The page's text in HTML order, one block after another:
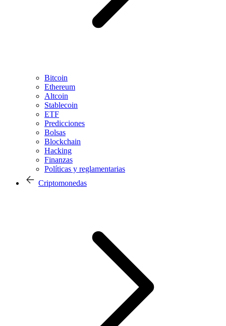
Bitcoin
Ethereum
Altcoin
Stablecoin
ETF
Predicciones
Bolsas
Blockchain
Hacking
Finanzas
Políticas y reglamentarias
Criptomonedas